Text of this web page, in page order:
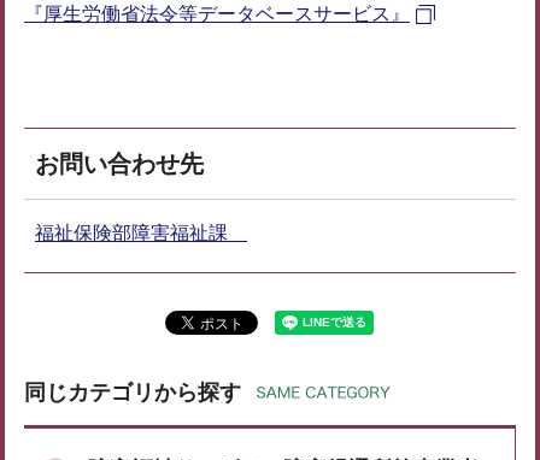
『厚生労働省法令等データベースサービス』
お問い合わせ先
福祉保険部障害福祉課
同じカテゴリから探す